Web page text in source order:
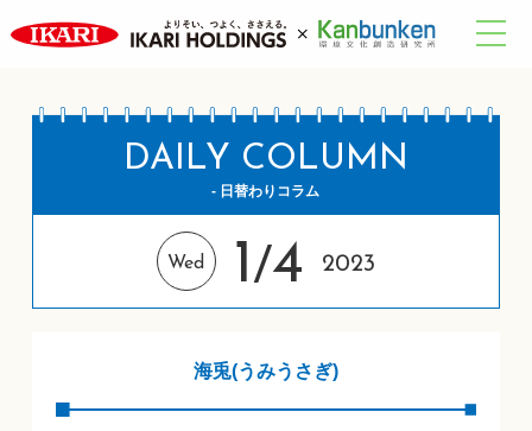
DAILY COLUMN
- 日替わりコラム
Wed 1/4 2023
海兎(うみうさぎ)